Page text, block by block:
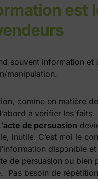
est
souvent information et
manipulation.
comme en matière
à vérifier les
acte de persuasion
inutile. C’est moi le
disponible
de persuasion ou bien
Pas besoin de